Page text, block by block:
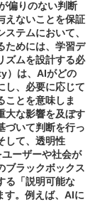
偏りのない判断
えないことを保証
テムにおいて、
ためには、学習デ
ズムを設計する必
）は、AIがどの
し、必要に応じて
ことを意味しま
大な影響を及ぼす
づいて判断を行っ
して、透明性
ーザーや社会が
ブラックボックス
る「説明可能な
。例えば、AIに